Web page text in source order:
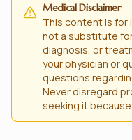
Medical Disclaimer
This content is for
not a substitute
diagnosis, or
your physician or
questions
Never disregard
seeking it